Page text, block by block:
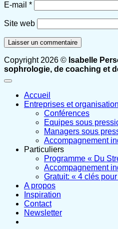
E-mail *
Site web
Copyright 2026 © Isabelle
sophrologie, de coaching et
Accueil
Entreprises et
Conférences
Equipes sous
Managers sous
Accompagnement
Particuliers
Programme « Du
Accompagnement
Gratuit: « 4 clés
A propos
Inspiration
Contact
Newsletter